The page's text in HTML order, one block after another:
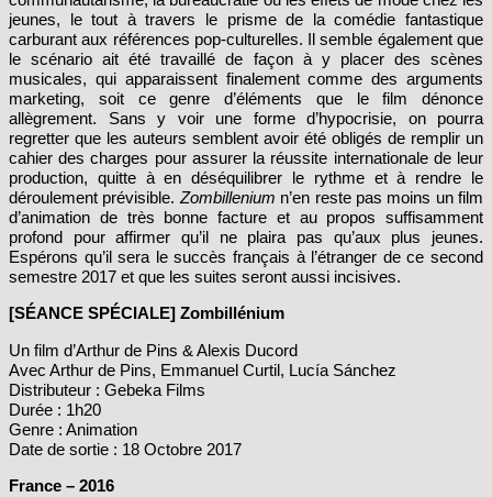
jeunes, le tout à travers le prisme de la comédie fantastique
carburant aux références pop-culturelles. Il semble également que
le scénario ait été travaillé de façon à y placer des scènes
musicales, qui apparaissent finalement comme des arguments
marketing, soit ce genre d’éléments que le film dénonce
allègrement. Sans y voir une forme d’hypocrisie, on pourra
regretter que les auteurs semblent avoir été obligés de remplir un
cahier des charges pour assurer la réussite internationale de leur
production, quitte à en déséquilibrer le rythme et à rendre le
déroulement prévisible. Zombillenium n’en reste pas moins un film
d’animation de très bonne facture et au propos suffisamment
profond pour affirmer qu’il ne plaira pas qu’aux plus jeunes.
Espérons qu’il sera le succès français à l’étranger de ce second
semestre 2017 et que les suites seront aussi incisives.
[SÉANCE SPÉCIALE] Zombillénium
Un film d’Arthur de Pins & Alexis Ducord
Avec Arthur de Pins, Emmanuel Curtil, Lucía Sánchez
Distributeur : Gebeka Films
Durée : 1h20
Genre : Animation
Date de sortie : 18 Octobre 2017
France – 2016